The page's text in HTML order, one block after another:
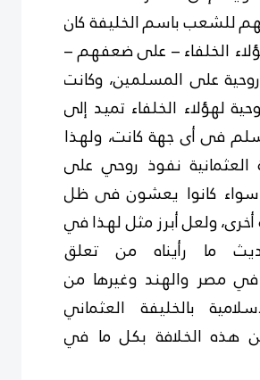
للشعب باسم الخليفة كان
الخلفاء – على ضعفهم –
على المسلمين، وكانت
لهؤلاء الخلفاء تميد إلى
فى أى جهة كانت، ولهذا
العثمانية نفوذ روحي على
كانوا يعشون فى ظل
أخرى، ولعل أبرز مثل لهذا في
ما رأيناه من تعلق
مصر والهند وغيرها من
بالخليفة العثماني
هذه الخلافة بكل ما في